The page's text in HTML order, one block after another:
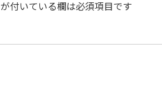
が付いている欄は必須項目です